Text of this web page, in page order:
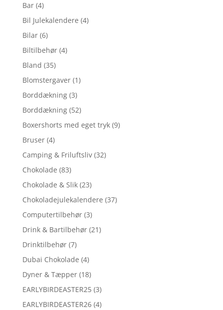
Bar (4)
Bil Julekalendere (4)
Bilar (6)
Biltilbehør (4)
Bland (35)
Blomstergaver (1)
Borddækning (3)
Borddækning (52)
Boxershorts med eget tryk (9)
Bruser (4)
Camping & Friluftsliv (32)
Chokolade (83)
Chokolade & Slik (23)
Chokoladejulekalendere (37)
Computertilbehør (3)
Drink & Bartilbehør (21)
Drinktilbehør (7)
Dubai Chokolade (4)
Dyner & Tæpper (18)
EARLYBIRDEASTER25 (3)
EARLYBIRDEASTER26 (4)